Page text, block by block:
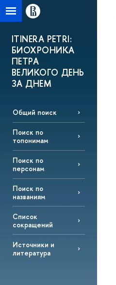
ITINERA PETRI:
БИОХРОНИКА
ПЕТРА
ВЕЛИКОГО ДЕНЬ
ЗА ДНЕМ
Общий поиск
Поиск по
топонимам
Поиск по
персонам
Поиск по
названиям
Список
сокращений
Источники и
литература